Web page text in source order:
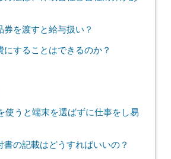
を渡すと給与扱い？
にすることはできるのか？
使うと端末を選ばずに仕事をし易
書の記載はどうすればいいの？